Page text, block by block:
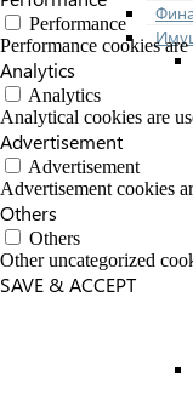
Performance
Performance cookies
Analytics
Analytics
Analytical cookies are
Advertisement
Advertisement
Advertisement cookies
Others
Others
Other uncategorized
SAVE & ACCEPT